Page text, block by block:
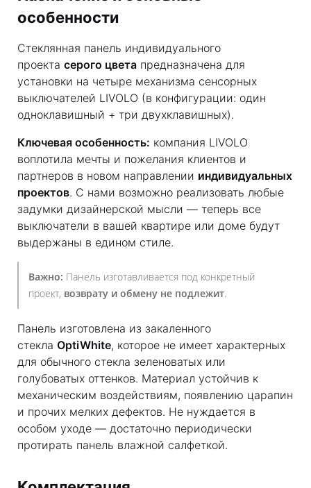
особенности
Стеклянная панель индивидуального
проекта серого цвета предназначена для
установки на четыре механизма сенсорных
выключателей LIVOLO (в конфигурации: один
одноклавишный + три двухклавишных).
Ключевая особенность: компания LIVOLO
воплотила мечты и пожелания клиентов и
партнеров в новом направлении индивидуальных
проектов. С нами возможно реализовать любые
задумки дизайнерской мысли — теперь все
выключатели в вашей квартире или доме будут
выдержаны в едином стиле.
Важно: Панель изготавливается под конкретный
проект, возврату и обмену не подлежит.
Панель изготовлена из закаленного
стекла OptiWhite, которое не имеет характерных
для обычного стекла зеленоватых или
голубоватых оттенков. Материал устойчив к
механическим воздействиям, появлению царапин
и прочих мелких дефектов. Не нуждается в
особом уходе — достаточно периодически
протирать панель влажной салфеткой.